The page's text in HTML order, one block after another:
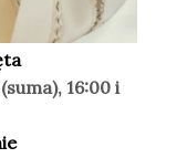
16:00 i